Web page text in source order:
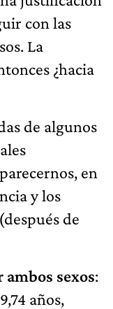
con las
La
¿hacia
de algunos
en
y los
de
sexos:
años,